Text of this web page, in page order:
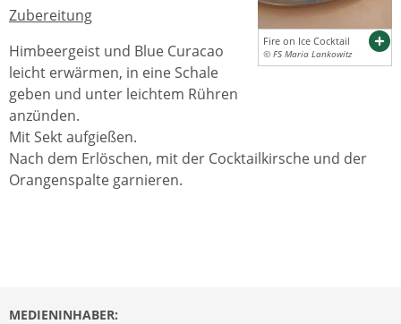
Fire on Ice Cocktail
© FS Maria Lankowitz
Zubereitung
Himbeergeist und Blue Curacao
leicht erwärmen, in eine Schale
geben und unter leichtem Rühren
anzünden.
Mit Sekt aufgießen.
Nach dem Erlöschen, mit der Cocktailkirsche und der
Orangenspalte garnieren.
MEDIENINHABER: